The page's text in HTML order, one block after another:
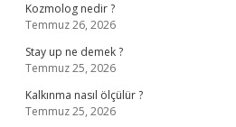
Kozmolog nedir ?
Temmuz 26, 2026
Stay up ne demek ?
Temmuz 25, 2026
Kalkınma nasıl ölçülür ?
Temmuz 25, 2026